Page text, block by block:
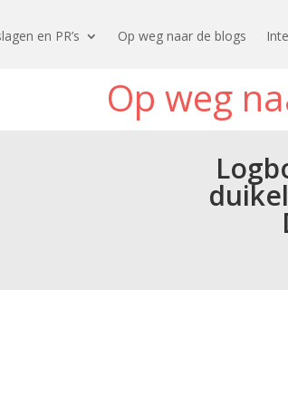
en PR’s Op weg naar de blogs
Op weg